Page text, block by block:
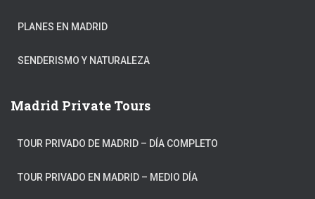
PLANES EN MADRID
SENDERISMO Y NATURALEZA
Madrid Private Tours
TOUR PRIVADO DE MADRID – DÍA COMPLETO
TOUR PRIVADO EN MADRID – MEDIO DÍA